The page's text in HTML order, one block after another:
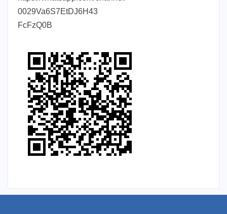
0029Va6S7EtDJ6H43
FcFzQ0B